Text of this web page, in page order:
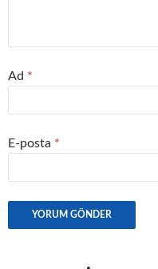
Ad *
E-posta *